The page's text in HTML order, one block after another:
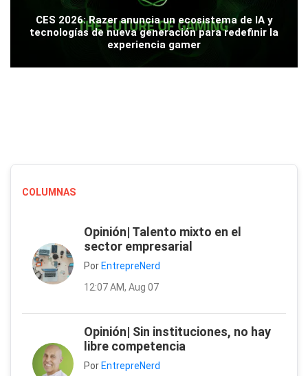
CES 2026: Razer anuncia un ecosistema de IA y
tecnologías de nueva generación para redefinir la
experiencia gamer
COLUMNAS
Opinión| Talento mixto en el
sector empresarial
Por EntrepreNerd
12:07 AM, Aug 07
Opinión| Sin instituciones, no hay
libre competencia
Por EntrepreNerd